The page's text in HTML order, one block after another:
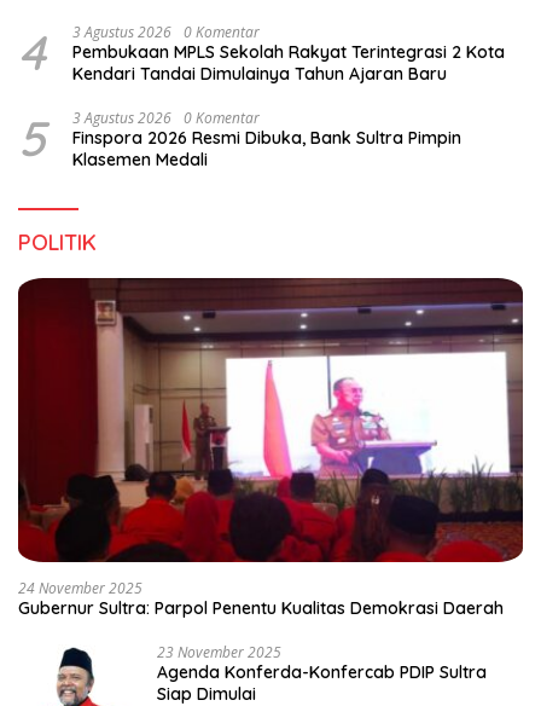
4 3 Agustus 2026 0 Komentar
Pembukaan MPLS Sekolah Rakyat Terintegrasi 2 Kota
Kendari Tandai Dimulainya Tahun Ajaran Baru
5 3 Agustus 2026 0 Komentar
Finspora 2026 Resmi Dibuka, Bank Sultra Pimpin
Klasemen Medali
POLITIK
24 November 2025
Gubernur Sultra: Parpol Penentu Kualitas Demokrasi Daerah
23 November 2025
Agenda Konferda-Konfercab PDIP Sultra
Siap Dimulai